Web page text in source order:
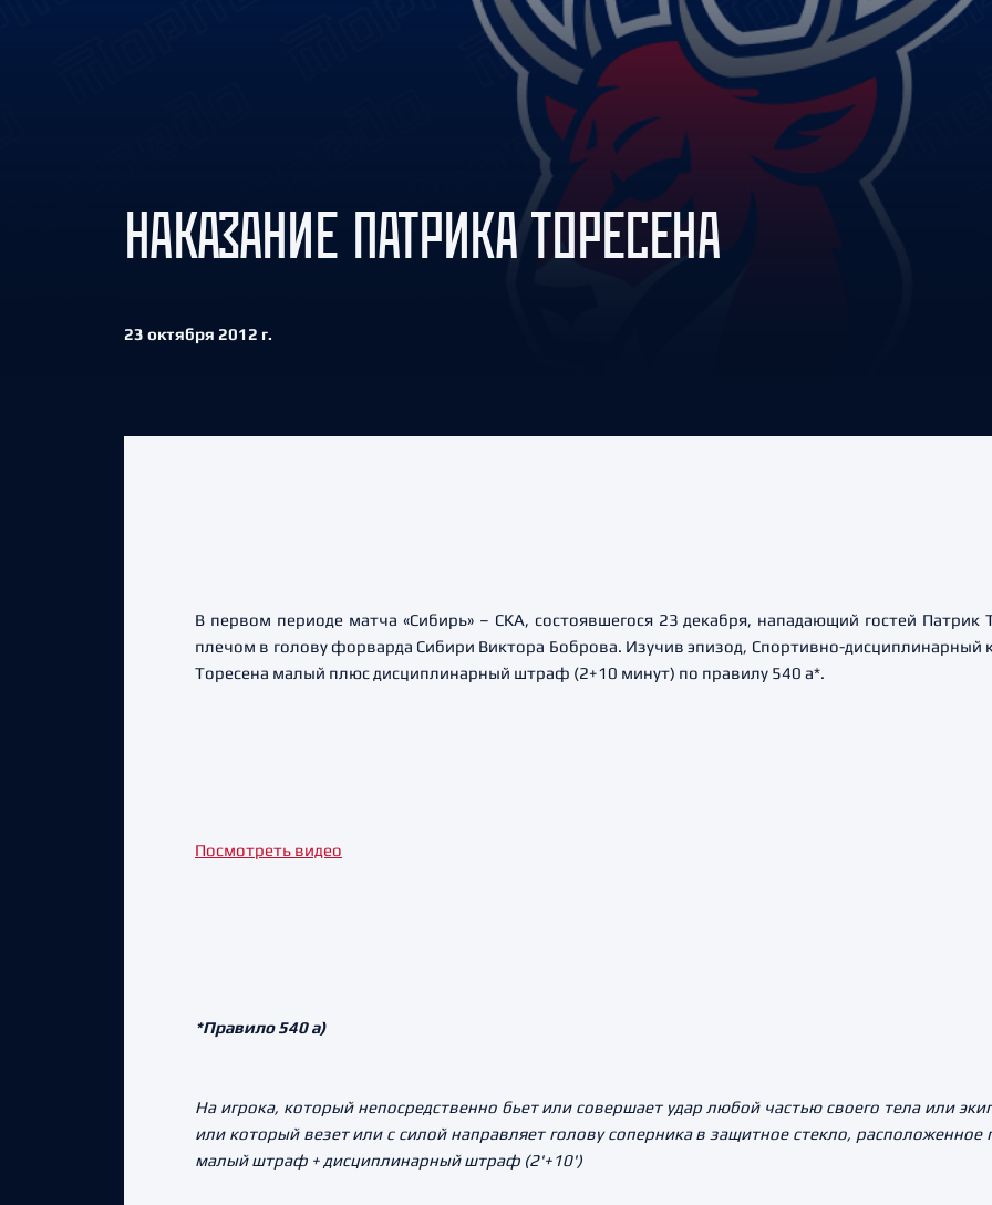
Амур
Барыс
Салават Юлаев
Сибирь
НАКАЗАНИЕ ПАТРИКА ТОРЕСЕНА
23 октября 2012 г.
В первом периоде матча «Сибирь» – СКА, состоявшегося 23 декабря, нападающий гостей Патрик
плечом в голову форварда Сибири Виктора Боброва. Изучив эпизод, Спортивно-дисциплинарный
Торесена малый плюс дисциплинарный штраф (2+10 минут) по правилу 540 а*.
Посмотреть видео
*Правило 540 а)
На игрока, который непосредственно бьет или совершает удар любой частью своего тела или
или который везет или с силой направляет голову соперника в защитное стекло,
малый штраф + дисциплинарный штраф (2'+10')